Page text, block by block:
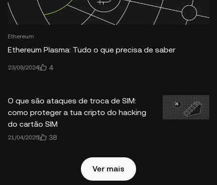
Ethereum
Ethereum Plasma: Tudo o que precisa de saber
23/09/2024 4
O que são ataques de troca de SIM:
como proteger a tua cripto do hacking
do cartão SIM
21/04/2025 38
Ver mais